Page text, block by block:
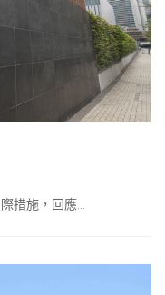
措施，回應...